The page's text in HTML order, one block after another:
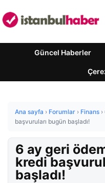
Güncel Haberler
Ana sayfa › Forumlar › Finans ›
başvuruları bugün başladı!
6 ay geri
kredi
başladı!